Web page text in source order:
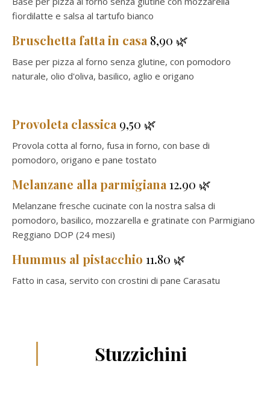
fiordilatte e salsa al tartufo bianco
Bruschetta fatta in casa8,90 🌿
Base per pizza al forno senza glutine, con pomodoro
naturale, olio d'oliva, basilico, aglio e origano
Provoleta classica 9,50 🌿
Provola cotta al forno, fusa in forno, con base di
pomodoro, origano e pane tostato
Melanzane alla parmigiana12.90 🌿
Melanzane fresche cucinate con la nostra salsa di
pomodoro, basilico, mozzarella e gratinate con Parmigiano
Reggiano DOP (24 mesi)
Hummus al pistacchio 11.80 🌿
Fatto in casa, servito con crostini di pane Carasatu
Stuzzichini